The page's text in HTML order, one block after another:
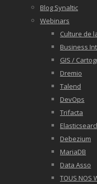
Blog Synaltic
Webinars
Culture de
Business
GIS /
Dremio
Talend
DevOps
Trifacta
Debezium
MariaDB
Data Asso
TOUS NOS